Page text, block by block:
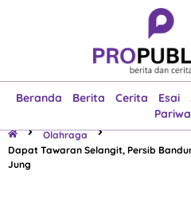
Beranda Berita Cerita Esai
Olahraga
Dapat Tawaran Selangit, Persib
Jung